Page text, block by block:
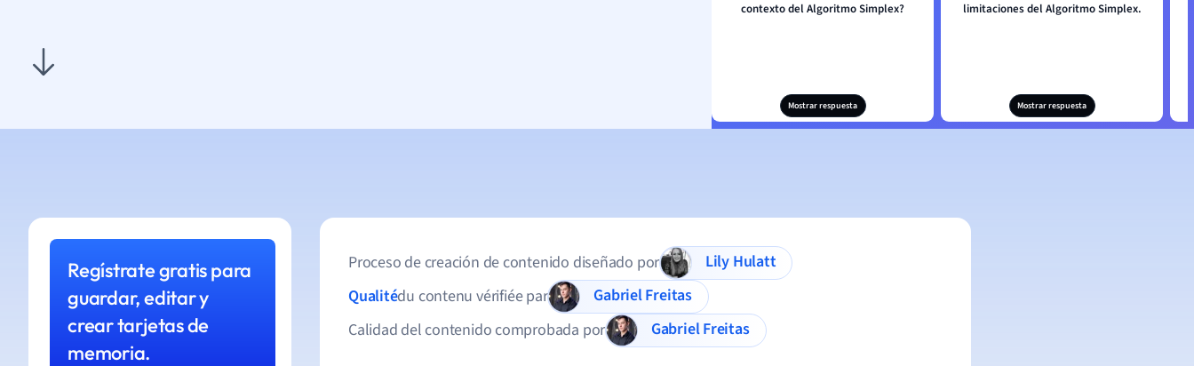
contexto del Algoritmo Simplex?
Mostrar respuesta
limitaciones del Algoritmo Simplex.
Mostrar respuesta
Regístrate gratis para
guardar, editar y
crear tarjetas de
memoria.
Proceso de creación de contenido diseñado por
Lily Hulatt
Qualitédu contenu vérifiée par
Gabriel Freitas
Calidad del contenido comprobada por
Gabriel Freitas